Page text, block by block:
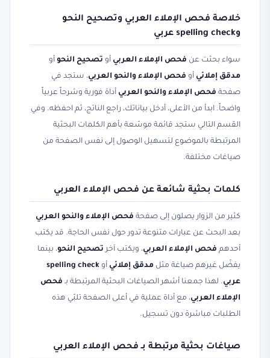
خلاصة فحص الإملاء العربي وتصحيح النحو
وspelling check عربي
سواء بحثت عن فحص الإملاء العربي أو تصحيح النحو أو
مدقق إملائي أو فحص الإملاء والنحو العربي، ستجد في
صفحة فحص الإملاء والنحو العربي أداة فورية وشرحاً عربياً
واضحاً. ابدأ من الأعلى، أدخل بياناتك، راجع الناتج، ثم احفظه. وفي
القسم التالي ستجد قائمة موسّعة بأهم الكلمات البحثية
المرتبطة بالموضوع لتسهيل الوصول إلى نفس الصفحة من
صياغات مختلفة.
كلمات بحثية شائعة عن فحص الإملاء العربي
كثير من الزوار يصلون إلى صفحة فحص الإملاء والنحو العربي
بعد البحث عن عبارات متنوعة تدور حول نفس الحاجة. قد يكتب
أحدهم فحص الإملاء العربي، ويكتب آخرتصحيح النحو، بينما
يفضّل غيرهم صياغة مثل مدقق إملائي أو spelling check
عربي. لهذا جمعنا أشهر الصياغات البحثية المرتبطة بـ فحص
الإملاء العربي، مع أداة عملية في أعلى الصفحة تلبّي هذه
الطلبات مباشرة دون تسجيل.
صياغات بحثية مرتبطة بـ فحص الإملاء العربي